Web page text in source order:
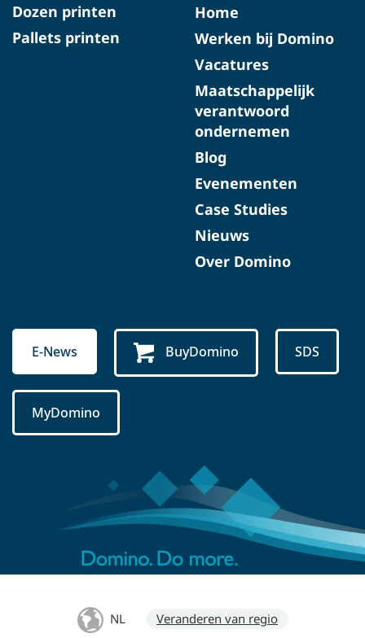
Dozen printen
Pallets printen
Home
Werken bij Domino
Vacatures
Maatschappelijk
verantwoord
ondernemen
Blog
Evenementen
Case Studies
Nieuws
Over Domino
E-News BuyDomino SDS
MyDomino
NL Veranderen van regio